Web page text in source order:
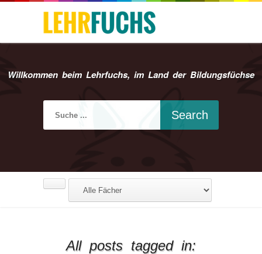
Willkommen beim Lehrfuchs, im Land der Bildungsfüchse
All posts tagged in: